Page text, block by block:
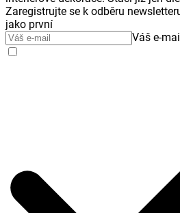
Zaregistrujte se k odběru
jako první
Váš e-